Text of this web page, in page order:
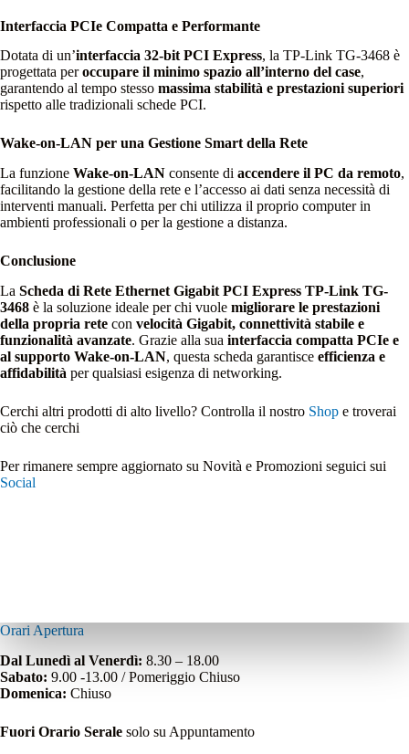
Interfaccia PCIe Compatta e Performante
Dotata di un’interfaccia 32-bit PCI Express, la TP-Link TG-3468 è
progettata peroccupare il minimo spazio all’interno del case,
garantendo al tempo stesso massima stabilità e prestazioni superiori
rispetto alle tradizionali schede PCI.
Wake-on-LAN per una Gestione Smart della Rete
La funzione Wake-on-LAN consente di accendere il PC da remoto,
facilitando la gestione della rete e l’accesso ai dati senza necessità di
interventi manuali. Perfetta per chi utilizza il proprio computer in
ambienti professionali o per la gestione a distanza.
Conclusione
La Scheda di Rete Ethernet Gigabit PCI Express TP-Link TG-
3468 è la soluzione ideale per chi vuole migliorare le prestazioni
della propria rete con velocità Gigabit, connettività stabile e
funzionalità avanzate. Grazie alla sua interfaccia compatta PCIe e
al supporto Wake-on-LAN, questa scheda garantisce efficienza e
affidabilità per qualsiasi esigenza di networking.
Cerchi altri prodotti di alto livello? Controlla il nostro Shop e troverai
ciò che cerchi
Per rimanere sempre aggiornato su Novità e Promozioni seguici sui
Social
Orari Apertura
Dal Lunedì al Venerdì: 8.30 – 18.00
Sabato: 9.00 -13.00 / Pomeriggio Chiuso
Domenica: Chiuso
Fuori Orario Serale solo su Appuntamento